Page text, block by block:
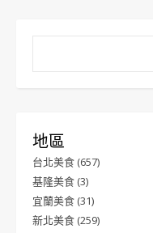
地區
台北美食 (657)
基隆美食 (3)
宜蘭美食 (31)
新北美食 (259)